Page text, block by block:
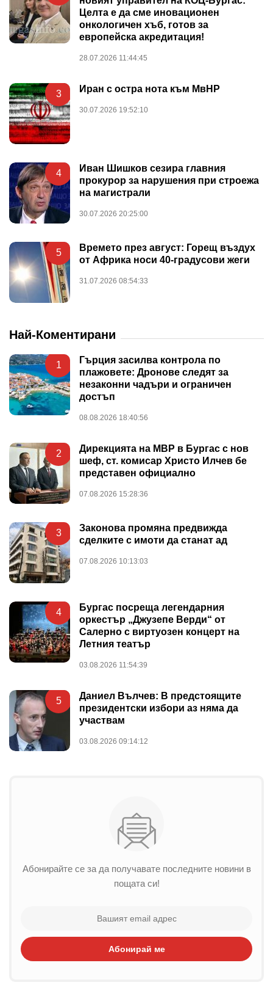
Целта е да сме иновационен
онкологичен хъб, готов за
европейска акредитация!
28.07.2026 11:44:45
3 Иран с остра нота към МвНР
30.07.2026 19:52:10
4
Иван Шишков сезира главния
прокурор за нарушения при строежа
на магистрали
30.07.2026 20:25:00
5
Времето през август: Горещ въздух
от Африка носи 40-градусови жеги
31.07.2026 08:54:33
Най-Коментирани
1
Гърция засилва контрола по
плажовете: Дронове следят за
незаконни чадъри и ограничен
достъп
08.08.2026 18:40:56
2
Дирекцията на МВР в Бургас с нов
шеф, ст. комисар Христо Илчев бе
представен официално
07.08.2026 15:28:36
3
Законова промяна предвижда
сделките с имоти да станат ад
07.08.2026 10:13:03
4
Бургас посреща легендарния
оркестър „Джузепе Верди“ от
Салерно с виртуозен концерт на
Летния театър
03.08.2026 11:54:39
5
Даниел Вълчев: В предстоящите
президентски избори аз няма да
участвам
03.08.2026 09:14:12
Абонирайте се за да получавате последните новини в
пощата си!
Абонирай ме